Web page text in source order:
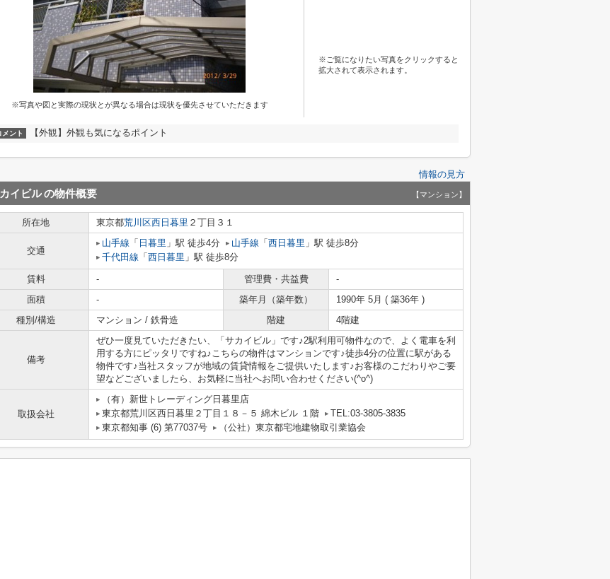
※写真や図と実際の現状とが異なる場合は現状を優先させていただきます
※ご覧になりたい写真をクリックすると
拡大されて表示されます。
メント 【外観】外観も気になるポイント
情報の見方
イビルの物件概要 【マンション】
所在地 東京都荒川区西日暮里 ２丁目３１
交通
山手線 「 日暮里 」駅 徒歩4分 山手線 「 西日暮里 」駅 徒歩8分
千代田線 「 西日暮里 」駅 徒歩8分
賃料 - 管理費・共益費
-
面積
- 築年月（築年数）
1990年 5月 ( 築36年 )
種別/構造
マンション / 鉄骨造 階建 4階建
備考
ぜひ一度見ていただきたい、「サカイビル」です♪2駅利用可物件なので、よく電車を利
用する方にピッタリですね♪こちらの物件はマンションです♪徒歩4分の位置に駅がある
物件です♪当社スタッフが地域の賃貸情報をご提供いたします♪お客様のこだわりやご要
望などございましたら、お気軽に当社へお問い合わせください(^o^)
取扱会社
（有）新世トレーディング日暮里店
東京都荒川区西日暮里２丁目１８－５ 綿木ビル １階
TEL:03-3805-3835
東京都知事 (6) 第77037号
（公社）東京都宅地建物取引業協会